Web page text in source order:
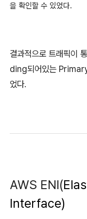
을 확인할 수 있었다.
결과적으로 트래픽이
ding되어있는
었다.
AWS ENI(
Interface)